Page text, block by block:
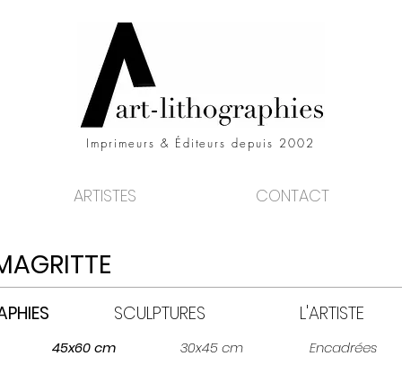
Imprimeurs & Éditeurs depuis 2002
ARTISTES CONTACT
SCULPTURES
45x60 cm 30x45 cm
L'ARTISTE
Encadrées